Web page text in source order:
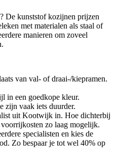
De kunststof kozijnen prijzen
met materialen als staal of
manieren om zoveel
van val- of draai-/kiepramen.
in een goedkope kleur.
zijn vaak iets duurder.
uit Kootwijk in. Hoe dichterbij
zo laag mogelijk.
specialisten en kies de
Zo bespaar je tot wel 40% op